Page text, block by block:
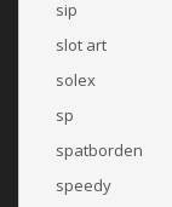
sip
slot art
solex
sp
spatborden
speedy